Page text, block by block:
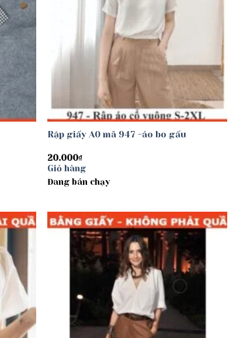
Rập giấy A0 mã 947 -áo bo gấu
20.000₫
Giỏ hàng
Đang bán chạy
Add to
wishlist